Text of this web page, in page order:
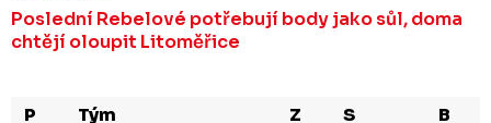
Poslední Rebelové potřebují body jako sůl, doma
chtějí oloupit Litoměřice
P Tým Z S B